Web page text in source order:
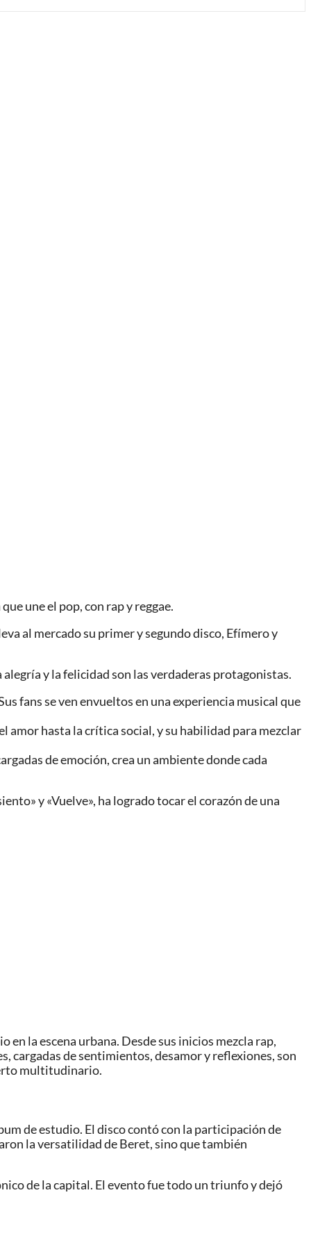
une el pop, con rap y reggae.
al mercado su primer y segundo disco, Efímero y
y la felicidad son las verdaderas protagonistas.
fans se ven envueltos en una experiencia musical que
amor hasta la crítica social, y su habilidad para mezclar
de emoción, crea un ambiente donde cada
y «Vuelve», ha logrado tocar el corazón de una
la escena urbana. Desde sus inicios mezcla rap,
cargadas de sentimientos, desamor y reflexiones, son
multitudinario.
de estudio. El disco contó con la participación de
la versatilidad de Beret, sino que también
de la capital. El evento fue todo un triunfo y dejó